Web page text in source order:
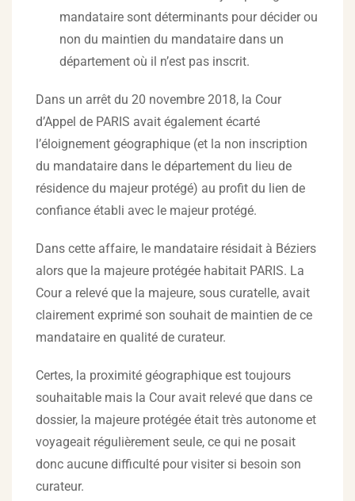
mandataire sont déterminants pour décider ou
non du maintien du mandataire dans un
département où il n’est pas inscrit.
Dans un arrêt du 20 novembre 2018, la Cour
d’Appel de PARIS avait également écarté
l’éloignement géographique (et la non inscription
du mandataire dans le département du lieu de
résidence du majeur protégé) au profit du lien de
confiance établi avec le majeur protégé.
Dans cette affaire, le mandataire résidait à Béziers
alors que la majeure protégée habitait PARIS. La
Cour a relevé que la majeure, sous curatelle, avait
clairement exprimé son souhait de maintien de ce
mandataire en qualité de curateur.
Certes, la proximité géographique est toujours
souhaitable mais la Cour avait relevé que dans ce
dossier, la majeure protégée était très autonome et
voyageait régulièrement seule, ce qui ne posait
donc aucune difficulté pour visiter si besoin son
curateur.